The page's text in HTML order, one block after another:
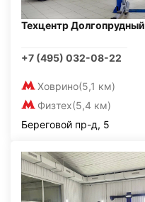
Техцентр Долгопрудный
+7 (495) 032-08-22
Ховрино(5,1 км)
Физтех(5,4 км)
Береговой пр-д, 5